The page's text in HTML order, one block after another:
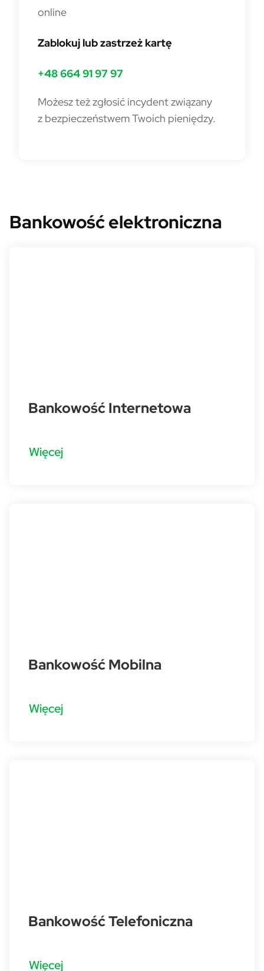
Zablokuj lub zastrzeż kartę
+48 664 91 97 97
Możesz też zgłosić incydent związany
z bezpieczeństwem Twoich pieniędzy.
Bankowość elektroniczna
Bankowość Internetowa
Więcej
Bankowość Mobilna
Więcej
Bankowość Telefoniczna
Więcej